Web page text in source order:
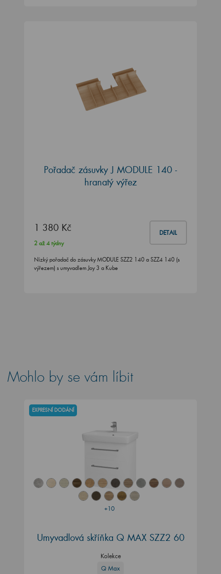
Pořadač zásuvky J MODULE 140 -
hranatý výřez
1 380 Kč DETAIL
2 až 4 týdny
Nízký pořadač do zásuvky MODULE SZZ2 140 a SZZ4 140 (s
výřezem) s umyvadlem Joy 3 a Kube
Mohlo by se vám líbit
+10
EXPRESNÍ DODÁNÍ
Umyvadlová skříňka Q MAX SZZ2 60
Kolekce
Q Max